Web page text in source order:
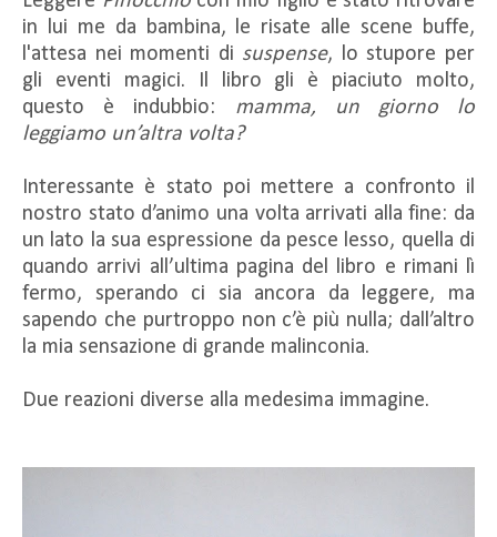
in lui me da bambina, le risate alle scene buffe,
l'attesa nei momenti di suspense, lo stupore per
gli eventi magici. Il libro gli è piaciuto molto,
questo è indubbio: mamma, un giorno lo
leggiamo un’altra volta?
Interessante è stato poi mettere a confronto il
nostro stato d’animo una volta arrivati alla fine: da
un lato la sua espressione da pesce lesso, quella di
quando arrivi all’ultima pagina del libro e rimani lì
fermo, sperando ci sia ancora da leggere, ma
sapendo che purtroppo non c’è più nulla; dall’altro
la mia sensazione di grande malinconia.
Due reazioni diverse alla medesima immagine.